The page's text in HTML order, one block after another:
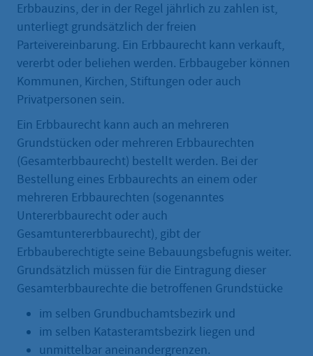
Erbbauzins, der in der Regel jährlich zu zahlen ist,
unterliegt grundsätzlich der freien
Parteivereinbarung. Ein Erbbaurecht kann verkauft,
vererbt oder beliehen werden. Erbbaugeber können
Kommunen, Kirchen, Stiftungen oder auch
Privatpersonen sein.
Ein Erbbaurecht kann auch an mehreren
Grundstücken oder mehreren Erbbaurechten
(Gesamterbbaurecht) bestellt werden. Bei der
Bestellung eines Erbbaurechts an einem oder
mehreren Erbbaurechten (sogenanntes
Untererbbaurecht oder auch
Gesamtuntererbbaurecht), gibt der
Erbbauberechtigte seine Bebauungsbefugnis weiter.
Grundsätzlich müssen für die Eintragung dieser
Gesamterbbaurechte die betroffenen Grundstücke
im selben Grundbuchamtsbezirk und
im selben Katasteramtsbezirk liegen und
unmittelbar aneinandergrenzen.